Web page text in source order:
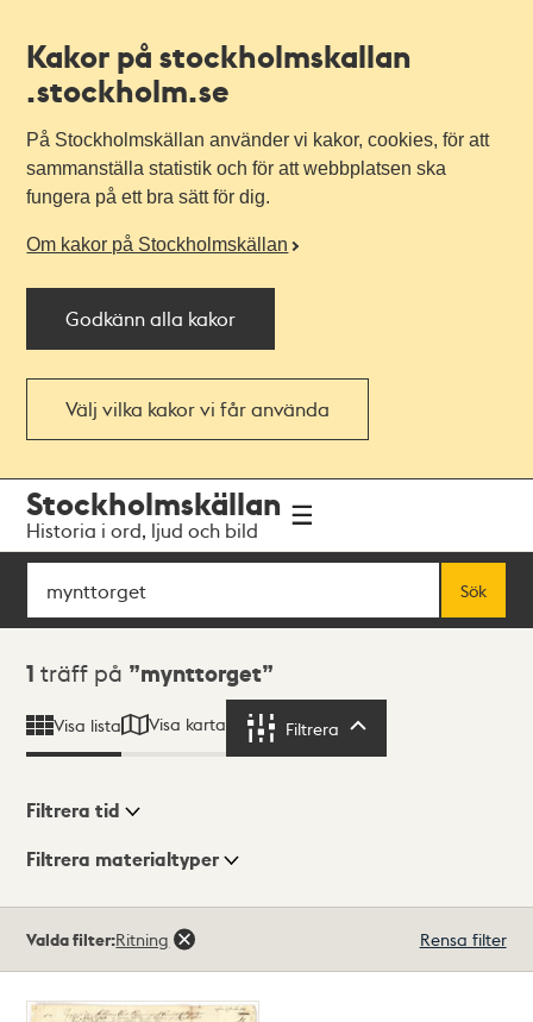
Kakor på stockholmskallan
.stockholm.se
På Stockholmskällan använder vi kakor, cookies, för att
sammanställa statistik och för att webbplatsen ska
fungera på ett bra sätt för dig.
Om kakor på Stockholmskällan
Godkänn alla kakor
Välj vilka kakor vi får använda
navigationen
huvudinnehållet
Stockholmskällan
Historia i ord, ljud och bild
Sök
Sök
Sökresultat
1 träff på mynttorget
Visa lista Visa karta Filtrera
Visningsläge
Filtrera tid
Filtrera materialtyper
träffar
Valda filter:Ritning Rensa filter